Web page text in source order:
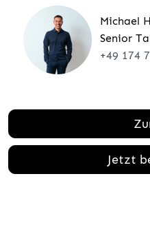
Michael
Senior
+49 174
Jetzt